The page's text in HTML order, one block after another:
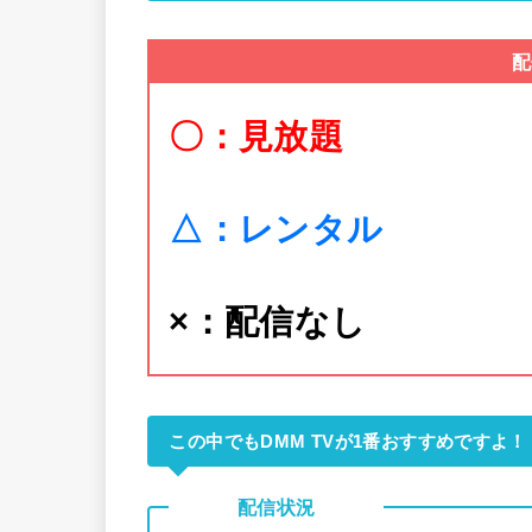
〇：見放題
△：レンタル
×：配信なし
この中でもDMM TVが1番おすすめですよ！
配信状況